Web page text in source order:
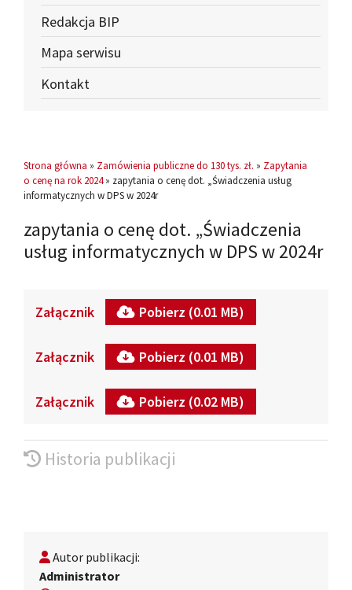
Strona główna » Zamówienia publiczne do 130 tys. zł. » Zapytania
o cenę na rok 2024» zapytania o cenę dot. „Świadczenia usług
informatycznych w DPS w 2024r
zapytania o cenę dot. „Świadczenia
usług informatycznych w DPS w 2024r
Załącznik Pobierz (0.01 MB)
Załącznik Pobierz (0.01 MB)
Załącznik Pobierz (0.02 MB)
Historia publikacji
Redakcja BIP
Mapa serwisu
Kontakt
Autor publikacji:
Administrator